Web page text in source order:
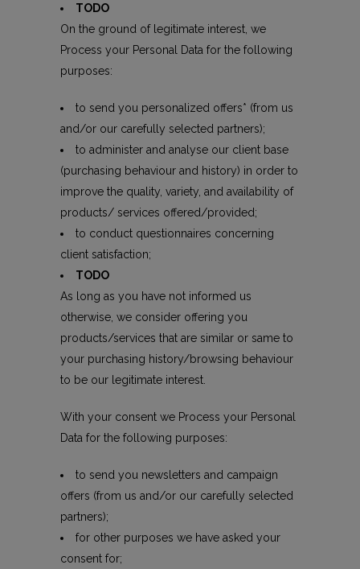
TODO
On the ground of legitimate interest, we
Process your Personal Data for the following
purposes:
to send you personalized offers* (from us
and/or our carefully selected partners);
to administer and analyse our client base
(purchasing behaviour and history) in order to
improve the quality, variety, and availability of
products/ services offered/provided;
to conduct questionnaires concerning
client satisfaction;
TODO
As long as you have not informed us
otherwise, we consider offering you
products/services that are similar or same to
your purchasing history/browsing behaviour
to be our legitimate interest.
With your consent we Process your Personal
Data for the following purposes:
to send you newsletters and campaign
offers (from us and/or our carefully selected
partners);
for other purposes we have asked your
consent for;